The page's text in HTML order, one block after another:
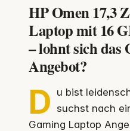
HP Omen 17,3
Laptop mit 16
– lohnt sich das
Angebot?
D u bist
suchst nach
Gaming Laptop